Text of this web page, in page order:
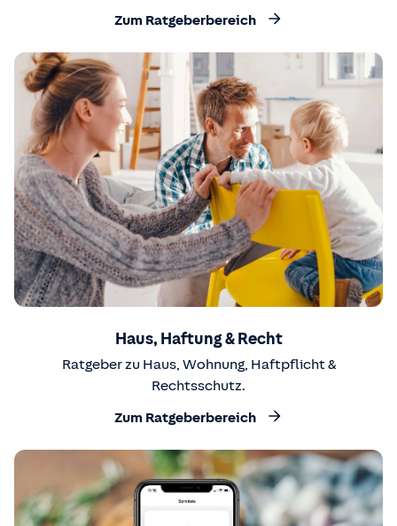
Zum Ratgeberbereich
Haus, Haftung & Recht
Ratgeber zu Haus, Wohnung, Haftpflicht &
Rechtsschutz.
Zum Ratgeberbereich